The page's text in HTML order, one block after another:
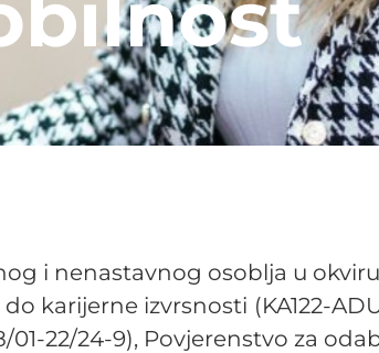
i nenastavnog osoblja u okviru
karijerne izvrsnosti (KA122-
01-22/24-9), Povjerenstvo za